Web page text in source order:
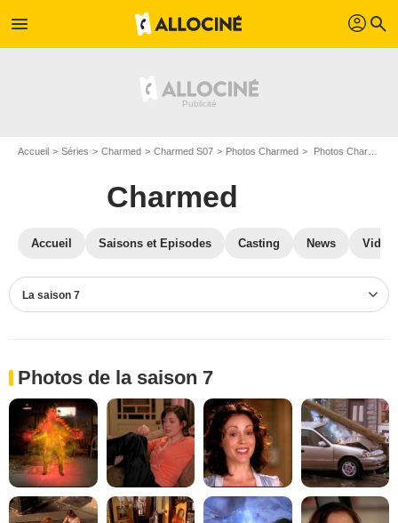
menu profil search
Accueil Séries Charmed Charmed S07 Photos Charmed Photos Charmed S07
Charmed
Accueil Saisons et Episodes Casting News
La saison 7
Photos de la saison 7